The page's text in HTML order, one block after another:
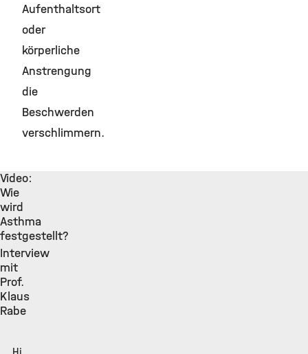
Aufenthaltsort
oder
körperliche
Anstrengung
die
Beschwerden
verschlimmern.
Video:
Wie
wird
Asthma
festgestellt?
Interview
mit
Prof.
Klaus
Rabe
Hinweis